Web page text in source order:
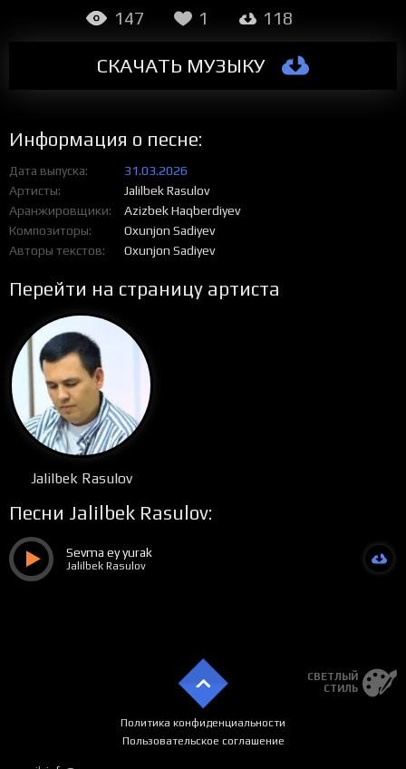
СКАЧАТЬ МУЗЫКУ
147 1 118
Информация о песне:
Дата выпуска
31.03.2026
Артисты
Jalilbek Rasulov
Аранжировщики
Azizbek Haqberdiyev
Композиторы
Oxunjon Sadiyev
Авторы текстов
Oxunjon Sadiyev
Перейти на страницу артиста
Jalilbek Rasulov
Песни Jalilbek Rasulov:
Sevma ey yurak
Jalilbek Rasulov
СВЕТЛЫЙ
СТИЛЬ
Политика конфиденциальности
Пользовательское соглашение